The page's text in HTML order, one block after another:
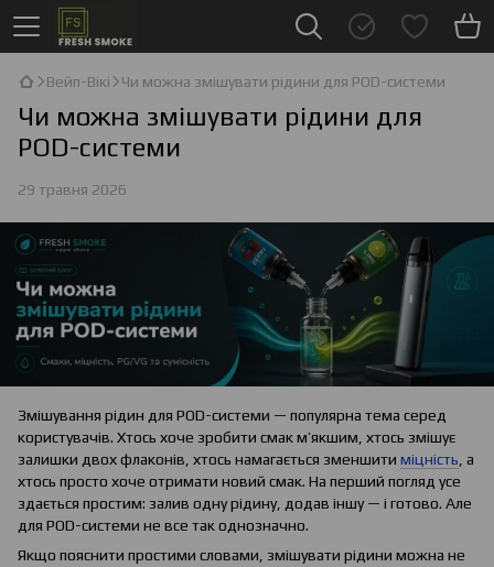
Вейп-Вікі Чи можна змішувати рідини для POD-системи
Чи можна змішувати рідини для
POD-системи
29 травня 2026
Змішування рідин для POD-системи — популярна тема серед
користувачів. Хтось хоче зробити смак м’якшим, хтось змішує
залишки двох флаконів, хтось намагається зменшити міцність, а
хтось просто хоче отримати новий смак. На перший погляд усе
здається простим: залив одну рідину, додав іншу — і готово. Але
для POD-системи не все так однозначно.
Якщо пояснити простими словами, змішувати рідини можна не